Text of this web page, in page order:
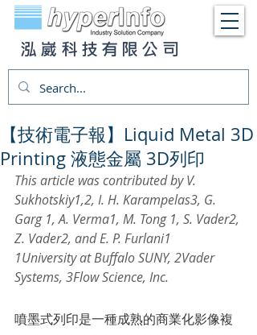
泓崴科技有限公司
【技術電子報】Liquid Metal 3D
Printing 液態金屬 3D列印
This article was contributed by V.
Sukhotskiy1,2, I. H. Karampelas3, G.
Garg 1, A. Verma1, M. Tong 1, S. Vader2,
Z. Vader2, and E. P. Furlani1
1University at Buffalo SUNY, 2Vader
Systems, 3Flow Science, Inc.
噴墨式列印是一種成熟的商業化影像複